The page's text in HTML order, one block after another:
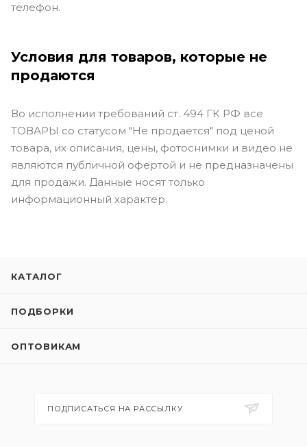
телефон.
Условия для товаров, которые не
продаются
Во исполнении требований ст. 494 ГК РФ все
ТОВАРЫ со статусом "Не продается" под ценой
товара, их описания, цены, фотоснимки и видео не
являются публичной офертой и не предназначены
для продажи. Данные носят только
информационный характер.
КАТАЛОГ
ПОДБОРКИ
ОПТОВИКАМ
ПОДПИСАТЬСЯ НА РАССЫЛКУ